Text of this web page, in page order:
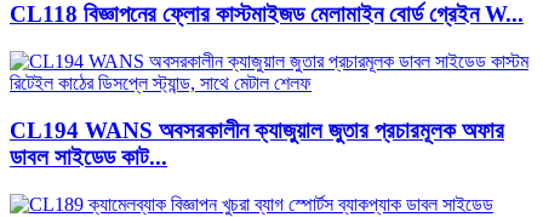
CL118 বিজ্ঞাপনের ফ্লোর কাস্টমাইজড মেলামাইন বোর্ড গ্রেইন W...
CL194 WANS অবসরকালীন ক্যাজুয়াল জুতার প্রচারমূলক অফার
ডাবল সাইডেড কাট...